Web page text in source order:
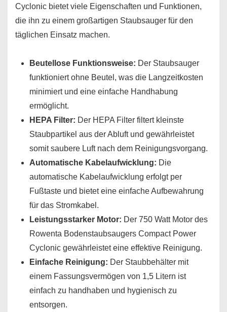
Cyclonic bietet viele Eigenschaften und Funktionen,
die ihn zu einem großartigen Staubsauger für den
täglichen Einsatz machen.
Beutellose Funktionsweise: Der Staubsauger
funktioniert ohne Beutel, was die Langzeitkosten
minimiert und eine einfache Handhabung
ermöglicht.
HEPA Filter: Der HEPA Filter filtert kleinste
Staubpartikel aus der Abluft und gewährleistet
somit saubere Luft nach dem Reinigungsvorgang.
Automatische Kabelaufwicklung: Die
automatische Kabelaufwicklung erfolgt per
Fußtaste und bietet eine einfache Aufbewahrung
für das Stromkabel.
Leistungsstarker Motor: Der 750 Watt Motor des
Rowenta Bodenstaubsaugers Compact Power
Cyclonic gewährleistet eine effektive Reinigung.
Einfache Reinigung: Der Staubbehälter mit
einem Fassungsvermögen von 1,5 Litern ist
einfach zu handhaben und hygienisch zu
entsorgen.